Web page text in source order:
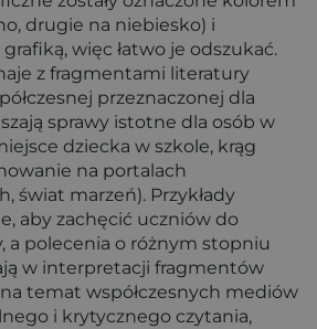
drugie na niebiesko) i
więc łatwo je odszukać.
z fragmentami literatury
przeznaczonej dla
sprawy istotne dla osób w
dziecka w szkole, krąg
na portalach
świat marzeń). Przykłady
aby zachęcić uczniów do
a polecenia o różnym stopniu
w interpretacji fragmentów
temat współczesnych mediów
i krytycznego czytania,